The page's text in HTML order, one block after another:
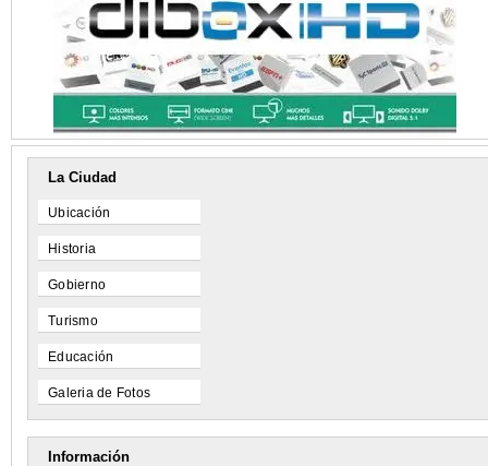
La Ciudad
Ubicación
Historia
Gobierno
Turismo
Educación
Galeria de Fotos
Información